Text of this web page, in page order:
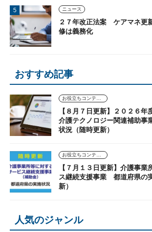
ニュース
２７年改正法案 ケアマネ更
修は義務化
おすすめ記事
お役立ちコンテンツ
【８月７日更新】２０２６
介護テクノロジー関連補助
状況（随時更新）
お役立ちコンテンツ
【７月１３日更新】介護事業
ス継続支援事業 都道府県の
新）
人気のジャンル